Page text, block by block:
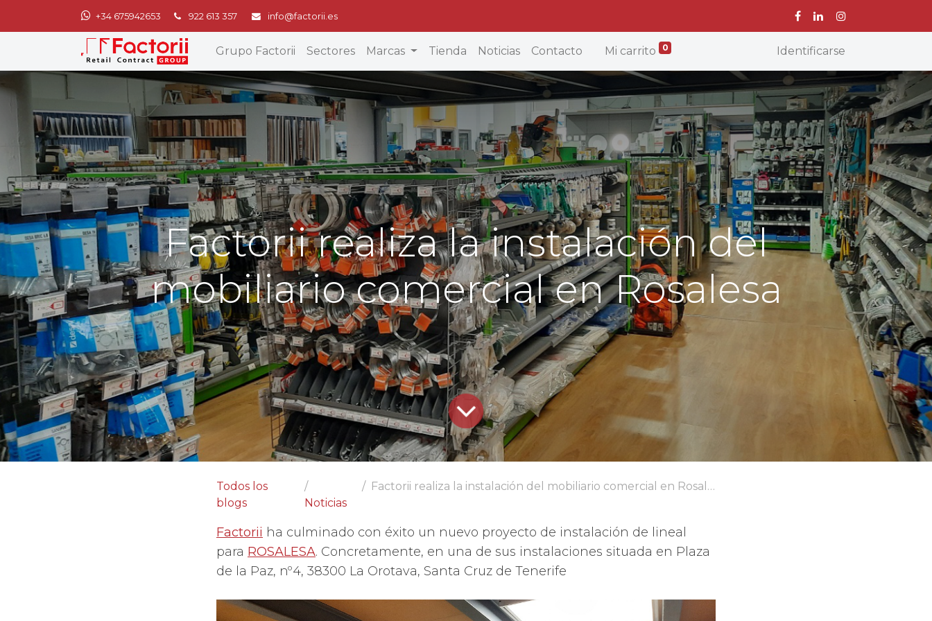
+34 675942653 922 613 357 info@factorii.es
Grupo Factorii Sectores Marcas Tienda Noticias Contacto Mi carrito 0 Identificarse
Factorii realiza la instalación del
mobiliario comercial en Rosalesa
Todos los
blogs
Noticias
Factorii realiza la instalación del mobiliario comercial en Rosalesa
Factorii ha culminado con éxito un nuevo proyecto de instalación de lineal
para ROSALESA. Concretamente, en una de sus instalaciones situada en Plaza
de la Paz, nº4, 38300 La Orotava, Santa Cruz de Tenerife